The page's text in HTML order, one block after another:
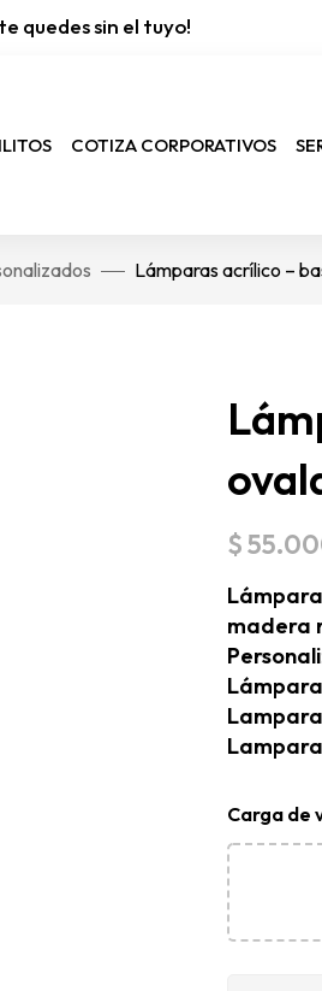
quedes sin el tuyo!
COTIZA CORPORATIVOS
Lámparas acrílico –
$
madera
Lampara
Carga de